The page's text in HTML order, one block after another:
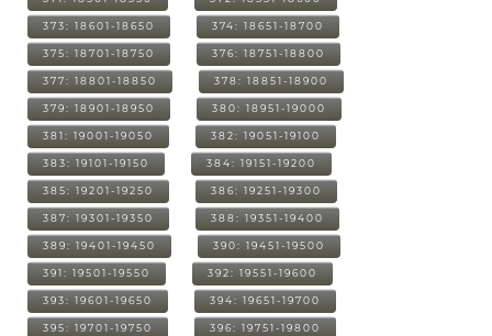
373: 18601-18650 374: 18651-18700
375: 18701-18750 376: 18751-18800
377: 18801-18850 378: 18851-18900
379: 18901-18950 380: 18951-19000
381: 19001-19050 382: 19051-19100
383: 19101-19150 384: 19151-19200
385: 19201-19250 386: 19251-19300
387: 19301-19350 388: 19351-19400
389: 19401-19450 390: 19451-19500
391: 19501-19550 392: 19551-19600
393: 19601-19650 394: 19651-19700
395: 19701-19750 396: 19751-19800